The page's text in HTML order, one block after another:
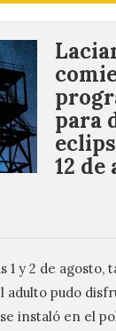
para
12 de
1 y 2 de agosto,
adulto pudo
instaló en el